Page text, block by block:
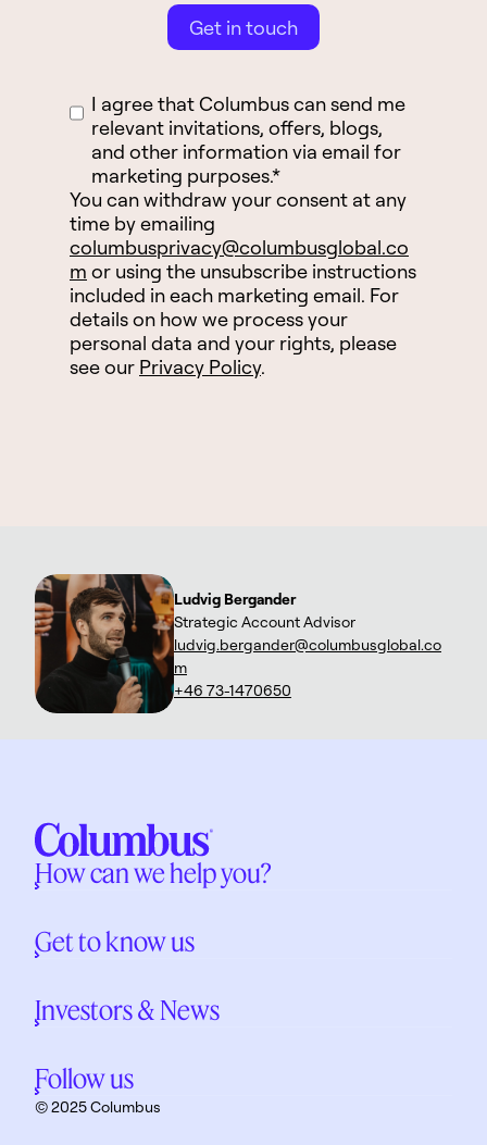
I agree that Columbus can send me
relevant invitations, offers, blogs,
and other information via email for
marketing purposes.*
You can withdraw your consent at any
time by emailing
columbusprivacy@columbusglobal.co
m or using the unsubscribe instructions
included in each marketing email. For
details on how we process your
personal data and your rights, please
see our Privacy Policy.
Ludvig Bergander
Strategic Account Advisor
ludvig.bergander@columbusglobal.co
m
+46 73-1470650
How can we help you?
Get to know us
Investors & News
Follow us
© 2025 Columbus